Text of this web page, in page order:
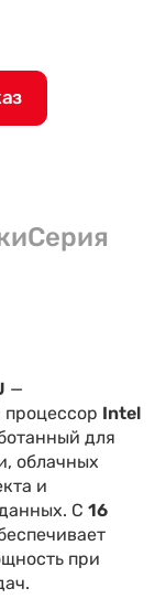
Серия
—
Intel
для
облачных
и
С 16
при